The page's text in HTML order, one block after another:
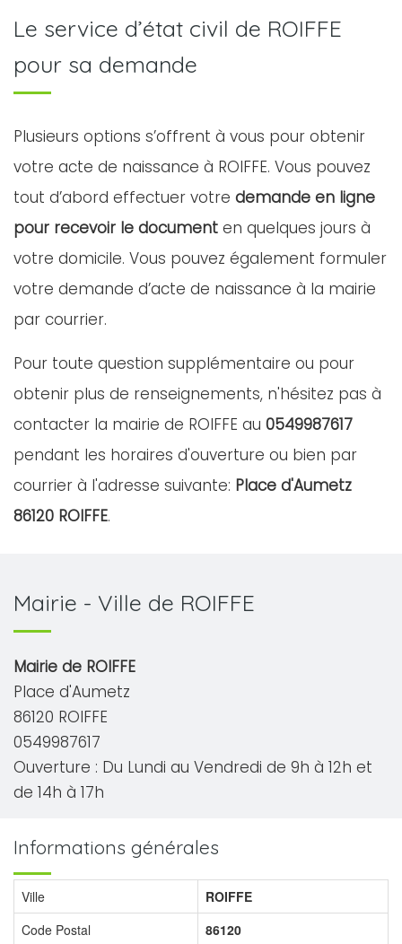
Le service d’état civil de ROIFFE
pour sa demande
Plusieurs options s’offrent à vous pour obtenir
votre acte de naissance à ROIFFE. Vous pouvez
tout d’abord effectuer votre demande en ligne
pour recevoir le document en quelques jours à
votre domicile. Vous pouvez également formuler
votre demande d’acte de naissance à la mairie
par courrier.
Pour toute question supplémentaire ou pour
obtenir plus de renseignements, n'hésitez pas à
contacter la mairie de ROIFFE au 0549987617
pendant les horaires d'ouverture ou bien par
courrier à l'adresse suivante: Place d'Aumetz
86120 ROIFFE.
Mairie - Ville de ROIFFE
Mairie de ROIFFE
Place d'Aumetz
86120 ROIFFE
0549987617
Ouverture : Du Lundi au Vendredi de 9h à 12h et
de 14h à 17h
Informations générales
Ville
ROIFFE
Code Postal
86120